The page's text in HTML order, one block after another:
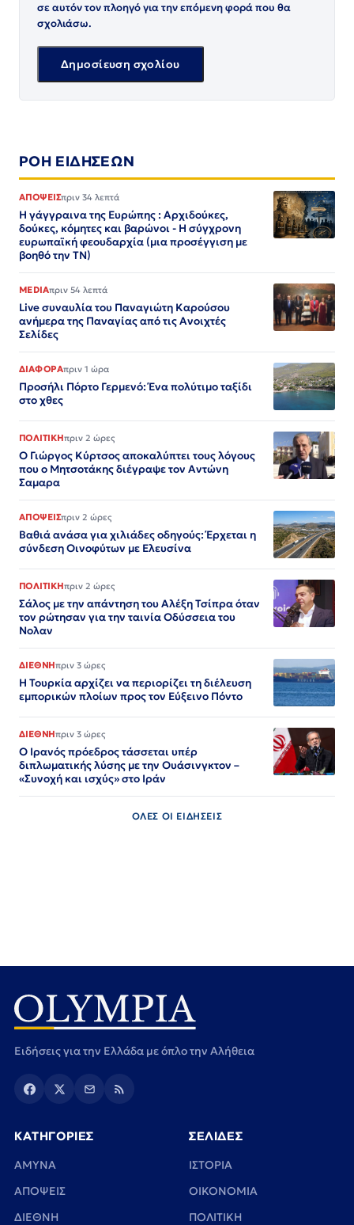
σε αυτόν τον πλοηγό για την επόμενη φορά που θα
σχολιάσω.
ΡΟΗ ΕΙΔΗΣΕΩΝ
ΑΠΟΨΕΙΣπριν 34 λεπτά
Η γάγγραινα της Ευρώπης : Αρχιδούκες,
δούκες, κόμητες και βαρώνοι - Η σύγχρονη
ευρωπαϊκή φεουδαρχία (μια προσέγγιση με
βοηθό την ΤΝ)
MEDIAπριν 54 λεπτά
Live συναυλία του Παναγιώτη Καρούσου
ανήμερα της Παναγίας από τις Ανοιχτές
Σελίδες
ΔΙΑΦΟΡΑπριν 1 ώρα
Προσήλι Πόρτο Γερμενό: Ένα πολύτιμο ταξίδι
στο χθες
ΠΟΛΙΤΙΚΗπριν 2 ώρες
Ο Γιώργος Κύρτσος αποκαλύπτει τους λόγους
που ο Μητσοτάκης διέγραψε τον Αντώνη
Σαμαρα
ΑΠΟΨΕΙΣπριν 2 ώρες
Βαθιά ανάσα για χιλιάδες οδηγούς: Έρχεται η
σύνδεση Οινοφύτων με Ελευσίνα
ΠΟΛΙΤΙΚΗπριν 2 ώρες
Σάλος με την απάντηση του Αλέξη Τσίπρα όταν
τον ρώτησαν για την ταινία Οδύσσεια του
Νολαν
ΔΙΕΘΝΗπριν 3 ώρες
Η Τουρκία αρχίζει να περιορίζει τη διέλευση
εμπορικών πλοίων προς τον Εύξεινο Πόντο
ΔΙΕΘΝΗπριν 3 ώρες
Ο Ιρανός πρόεδρος τάσσεται υπέρ
διπλωματικής λύσης με την Ουάσινγκτον –
«Συνοχή και ισχύς» στο Ιράν​​​​​​​​​​​​​​​​​​​​​​​​​​​​​​​​​​​​​​​​​​​​​​​​​​
ΟΛΕΣ ΟΙ ΕΙΔΗΣΕΙΣ
Ειδήσεις για την Ελλάδα με όπλο την Αλήθεια
ΚΑΤΗΓΟΡΙΕΣ
ΑΜΥΝΑ
ΑΠΟΨΕΙΣ
ΔΙΕΘΝΗ
ΣΕΛΙΔΕΣ
ΙΣΤΟΡΙΑ
ΟΙΚΟΝΟΜΙΑ
ΠΟΛΙΤΙΚΗ